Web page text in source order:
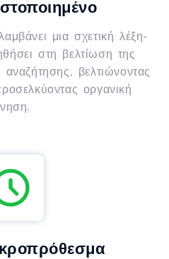
μια σχετική λέξη-
στη βελτίωση της
αναζήτησης, βελτιώνοντας
οργανική